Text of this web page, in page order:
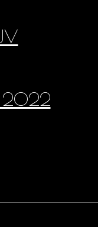
2022